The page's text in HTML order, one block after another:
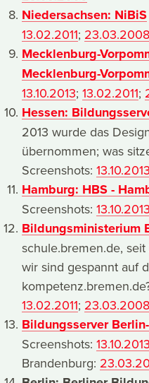
Niedersachsen: NiBiS
13.02.2011; 23.03.2008
Mecklenburg-
Mecklenburg-
13.10.2013;13.02.2011;
Hessen:
2013 wurde das
übernommen; was
Screenshots:13.10.2013
Hamburg: HBS -
Screenshots:13.10.2013
Bildungsministerium
schule.bremen.de,
wir sind gespannt auf
13.02.2011; 23.03.2008
Bildungsserver
Screenshots:13.10.2013
Brandenburg: